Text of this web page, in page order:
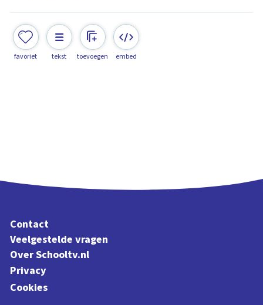
favoriet tekst toevoegen embed
Contact
Veelgestelde vragen
Over Schooltv.nl
Privacy
Cookies